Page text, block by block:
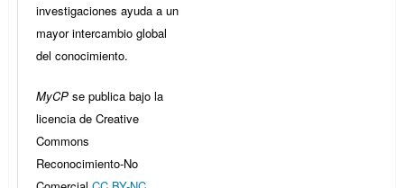
investigaciones ayuda a un
mayor intercambio global
del conocimiento.
MyCP se publica bajo la
licencia de Creative
Commons
Reconocimiento-No